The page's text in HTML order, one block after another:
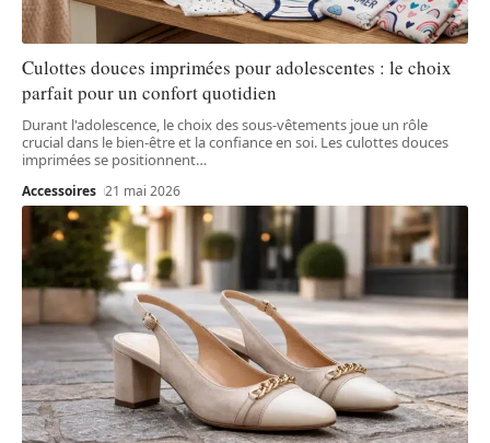
Culottes douces imprimées pour adolescentes : le choix
parfait pour un confort quotidien
Durant l'adolescence, le choix des sous-vêtements joue un rôle
crucial dans le bien-être et la confiance en soi. Les culottes douces
imprimées se positionnent…
Accessoires 21 mai 2026